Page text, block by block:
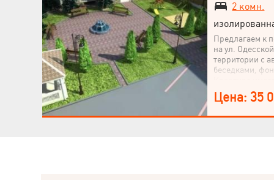
2 комн.
Предлагаем к
на ул.
территории с
беседками,
из
ракушечника
Цена: 35